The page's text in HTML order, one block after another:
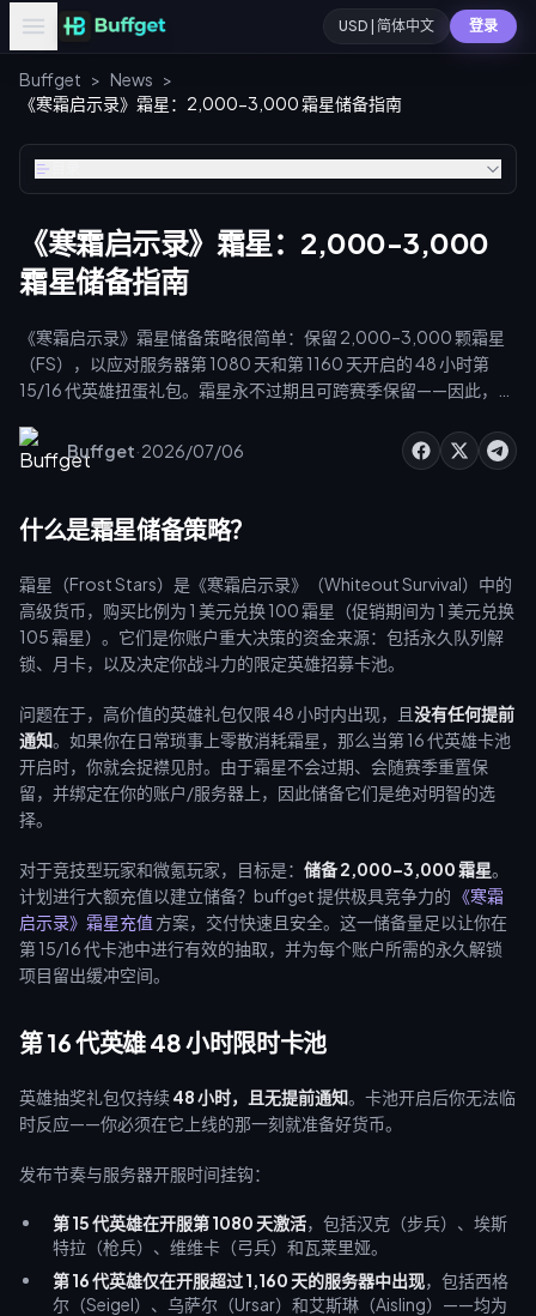
USD | 简体中文 登录
Buffget > News >
《寒霜启示录》霜星：2,000-3,000 霜星储备指南
《寒霜启示录》霜星：2,000-3,000
霜星储备指南
《寒霜启示录》霜星储备策略很简单：保留 2,000–3,000 颗霜星
（FS），以应对服务器第 1080 天和第 1160 天开启的 48 小时第
15/16 代英雄扭蛋礼包。霜星永不过期且可跨赛季保留——因此，保
取收益。Buffget·2026/07/06
什么是霜星储备策略？
霜星（Frost Stars）是《寒霜启示录》（Whiteout Survival）中的
高级货币，购买比例为 1 美元兑换 100 霜星（促销期间为 1 美元兑换
105 霜星）。它们是你账户重大决策的资金来源：包括永久队列解
锁、月卡，以及决定你战斗力的限定英雄招募卡池。
问题在于，高价值的英雄礼包仅限 48 小时内出现，且没有任何提前
通知。如果你在日常琐事上零散消耗霜星，那么当第 16 代英雄卡池
开启时，你就会捉襟见肘。由于霜星不会过期、会随赛季重置保
留，并绑定在你的账户/服务器上，因此储备它们是绝对明智的选
择。
对于竞技型玩家和微氪玩家，目标是： 储备 2,000–3,000 霜星。
计划进行大额充值以建立储备？buffget 提供极具竞争力的 《寒霜
启示录》霜星充值 方案，交付快速且安全。这一储备量足以让你在
第 15/16 代卡池中进行有效的抽取，并为每个账户所需的永久解锁
项目留出缓冲空间。
第 16 代英雄 48 小时限时卡池
英雄抽奖礼包仅持续 48 小时，且无提前通知。卡池开启后你无法临
时反应——你必须在它上线的那一刻就准备好货币。
发布节奏与服务器开服时间挂钩：
第 15 代英雄在开服第 1080 天激活，包括汉克（步兵）、埃斯
特拉（枪兵）、维维卡（弓兵）和瓦莱里娅。
第 16 代英雄仅在开服超过 1,160 天的服务器中出现，包括西格
尔（Seigel）、乌萨尔（Ursar）和艾斯琳（Aisling）——均为